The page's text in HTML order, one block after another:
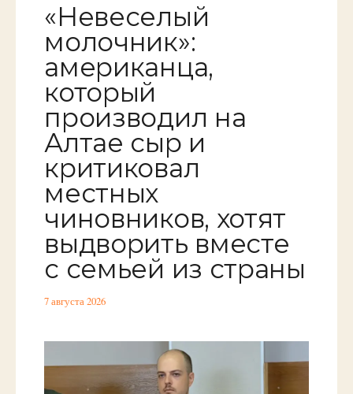
«Невеселый
молочник»:
американца,
который
производил на
Алтае сыр и
критиковал
местных
чиновников, хотят
выдворить вместе
с семьей из страны
7 августа 2026